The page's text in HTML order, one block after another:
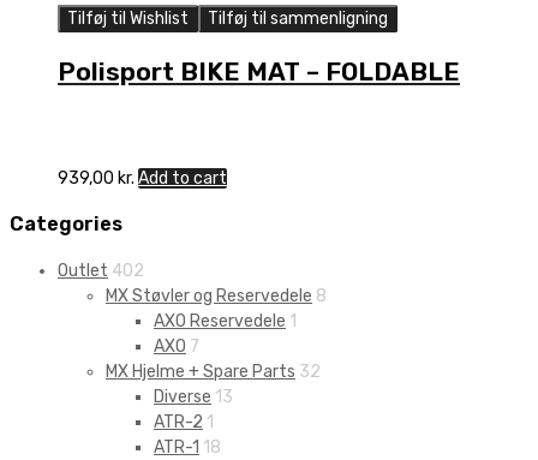
Tilføj til Wishlist Tilføj til sammenligning
Polisport BIKE MAT – FOLDABLE
939,00 kr. Add to cart
Categories
Outlet 402
MX Støvler og Reservedele 8
AXO Reservedele 1
AXO 7
MX Hjelme + Spare Parts 32
Diverse 13
ATR-2 1
ATR-1 18